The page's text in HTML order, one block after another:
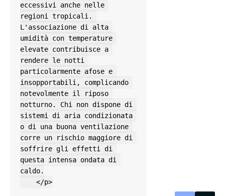
eccessivi anche nelle
regioni tropicali.
L'associazione di alta
umidità con temperature
elevate contribuisce a
rendere le notti
particolarmente afose e
insopportabili, complicando
notevolmente il riposo
notturno. Chi non dispone di
sistemi di aria condizionata
o di una buona ventilazione
corre un rischio maggiore di
soffrire gli effetti di
questa intensa ondata di
caldo.